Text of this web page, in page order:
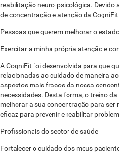
reabilitação neuro-psicológica. Devido
de concentração e atenção da
Pessoas que querem melhorar o
Exercitar a minha própria atenção e
A CogniFit foi desenvolvida para que
relacionadas ao cuidado de maneira
aspectos mais fracos da nossa
necessidades. Desta forma, o treino
melhorar a sua concentração para ser
eficaz para prevenir e reabilitar
Profissionais do sector de saúde
Fortalecer o cuidado dos meus